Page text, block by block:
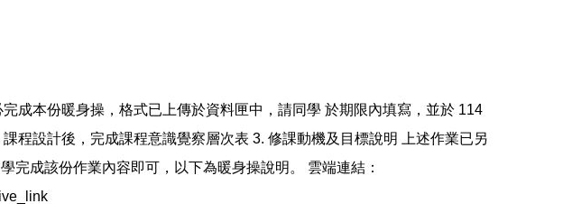
成本份暖身操，格式已上傳於資料匣中，請同學 於期限內填寫，並於 114
程設計後，完成課程意識覺察層次表 3. 修課動機及目標說明 上述作業已另
成該份作業內容即可，以下為暖身操說明。 雲端連結：